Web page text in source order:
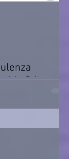
Stile